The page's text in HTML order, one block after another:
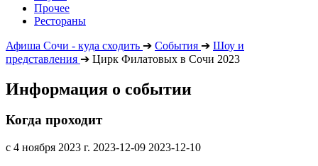
Прочее
Рестораны
Афиша Сочи - куда сходить ➔ События ➔ Шоу и
представления ➔ Цирк Филатовых в Сочи 2023
Информация о событии
Когда проходит
с 4 ноября 2023 г. 2023-12-09 2023-12-10